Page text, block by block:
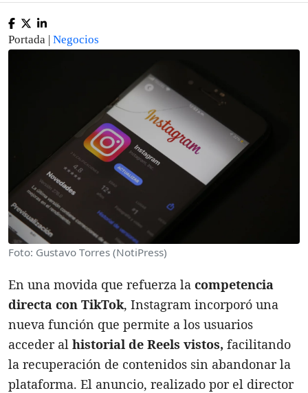
Portada | Negocios
Foto: Gustavo Torres (NotiPress)
En una movida que refuerza la competencia
directa con TikTok, Instagram incorporó una
nueva función que permite a los usuarios
acceder al historial de Reels vistos, facilitando
la recuperación de contenidos sin abandonar la
plataforma. El anuncio, realizado por el director